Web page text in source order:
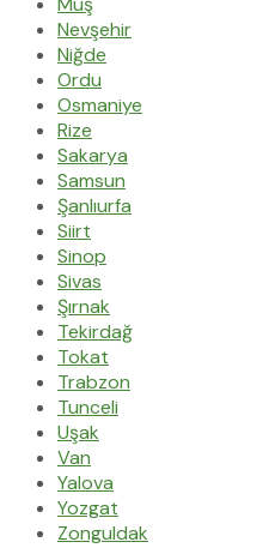
Nevşehir
Niğde
Ordu
Osmaniye
Rize
Sakarya
Samsun
Şanlıurfa
Siirt
Sinop
Sivas
Şırnak
Tekirdağ
Tokat
Trabzon
Tunceli
Uşak
Van
Yalova
Yozgat
Zonguldak